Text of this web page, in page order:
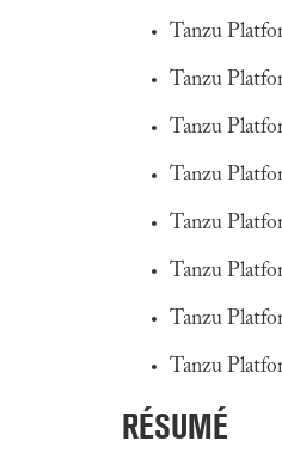
Tanzu
Tanzu
Tanzu
Tanzu
Tanzu
Tanzu
Tanzu
Tanzu
RÉSUMÉ